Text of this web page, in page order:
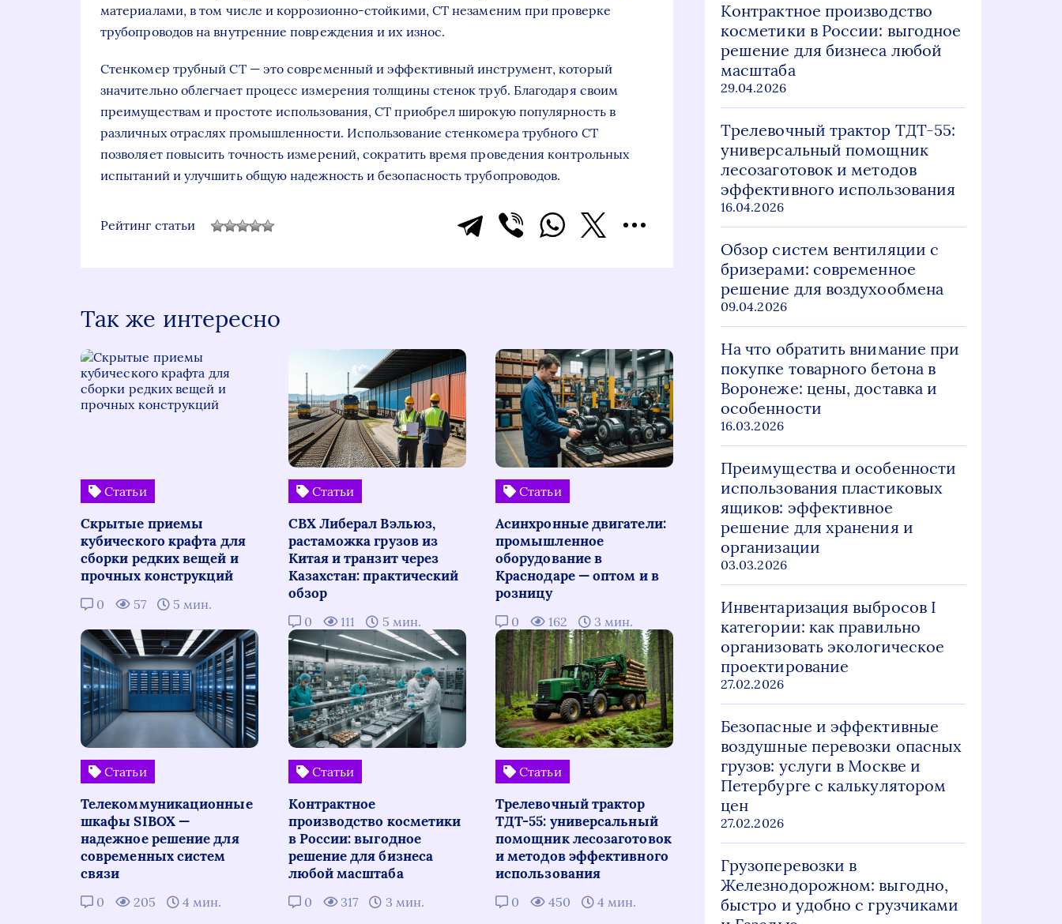
материалами, в том числе и коррозионно-стойкими, СТ незаменим при проверке
трубопроводов на внутренние повреждения и их износ.
Стенкомер трубный СТ — это современный и эффективный инструмент, который
значительно облегчает процесс измерения толщины стенок труб. Благодаря своим
преимуществам и простоте использования, СТ приобрел широкую популярность в
различных отраслях промышленности. Использование стенкомера трубного СТ
позволяет повысить точность измерений, сократить время проведения контрольных
испытаний и улучшить общую надежность и безопасность трубопроводов.
Рейтинг статьи
Так же интересно
Статьи
Скрытые приемы
кубического крафта для
сборки редких вещей и
прочных конструкций
0 57 5 мин.
Статьи
СВХ Либерал Вэльюз,
растаможка грузов из
Китая и транзит через
Казахстан: практический
обзор
0 111 5 мин.
Статьи
Асинхронные двигатели:
промышленное
оборудование в
Краснодаре — оптом и в
розницу
0 162 3 мин.
Статьи
Телекоммуникационные
шкафы SIBOX —
надежное решение для
современных систем
связи
0 205 4 мин.
Статьи
Контрактное
производство косметики
в России: выгодное
решение для бизнеса
любой масштаба
0 317 3 мин.
Статьи
Трелевочный трактор
ТДТ-55: универсальный
помощник лесозаготовок
и методов эффективного
использования
0 450 4 мин.
Контрактное производство
косметики в России: выгодное
решение для бизнеса любой
масштаба
29.04.2026
Трелевочный трактор ТДТ-55:
универсальный помощник
лесозаготовок и методов
эффективного использования
16.04.2026
Обзор систем вентиляции с
бризерами: современное
решение для воздухообмена
09.04.2026
На что обратить внимание при
покупке товарного бетона в
Воронеже: цены, доставка и
особенности
16.03.2026
Преимущества и особенности
использования пластиковых
ящиков: эффективное
решение для хранения и
организации
03.03.2026
Инвентаризация выбросов I
категории: как правильно
организовать экологическое
проектирование
27.02.2026
Безопасные и эффективные
воздушные перевозки опасных
грузов: услуги в Москве и
Петербурге с калькулятором
цен
27.02.2026
Грузоперевозки в
Железнодорожном: выгодно,
быстро и удобно с грузчиками